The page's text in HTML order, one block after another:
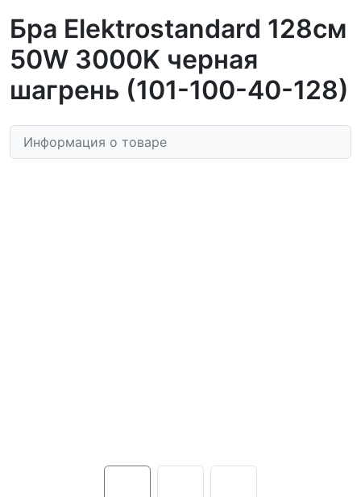
Бра Elektrostandard 128см
50W 3000K черная
шагрень (101-100-40-128)
Информация о товаре